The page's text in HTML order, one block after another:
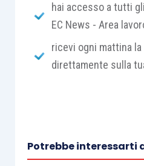
hai accesso a tutti
EC News - Area
ricevi ogni mattina
direttamente sulla
Potrebbe interessarti